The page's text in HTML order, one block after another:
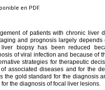
en PDF.
of patients with chronic liver
and prognosis largely
biopsy has been reduced
of viral infection and because of
strategies for therapeutic
associated diseases and for the
the gold standard for the diagnosis
the diagnosis of focal liver lesions.